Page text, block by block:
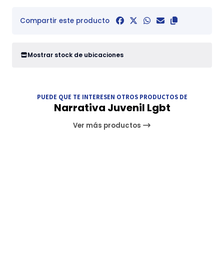
Compartir este producto
Mostrar stock de ubicaciones
PUEDE QUE TE INTERESEN OTROS PRODUCTOS DE
Narrativa Juvenil Lgbt
Ver más productos